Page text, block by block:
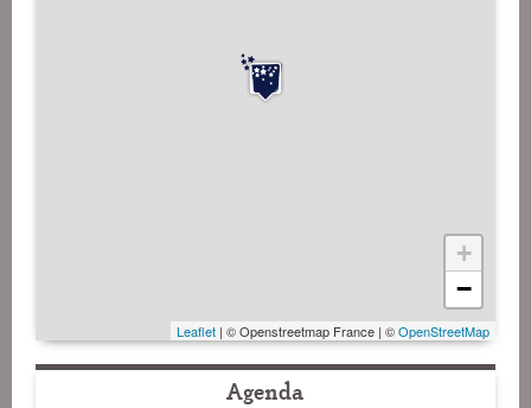
+
−
Leaflet | © Openstreetmap France | ©OpenStreetMap
Agenda